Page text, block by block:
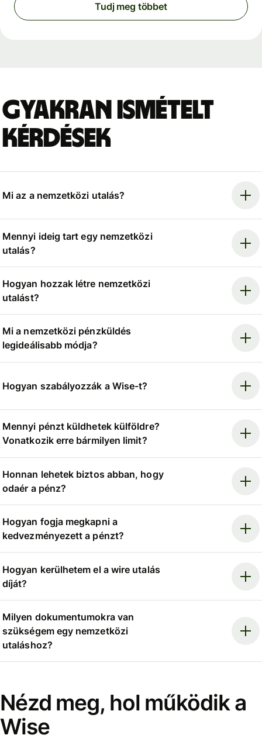
Tudj meg többet
Gyakran ismételt
kérdések
Mi az a nemzetközi utalás?
Mennyi ideig tart egy nemzetközi
utalás?
Hogyan hozzak létre nemzetközi
utalást?
Mi a nemzetközi pénzküldés
legideálisabb módja?
Hogyan szabályozzák a Wise-t?
Mennyi pénzt küldhetek külföldre?
Vonatkozik erre bármilyen limit?
Honnan lehetek biztos abban, hogy
odaér a pénz?
Hogyan fogja megkapni a
kedvezményezett a pénzt?
Hogyan kerülhetem el a wire utalás
díját?
Milyen dokumentumokra van
szükségem egy nemzetközi
utaláshoz?
Nézd meg, hol működik a
Wise